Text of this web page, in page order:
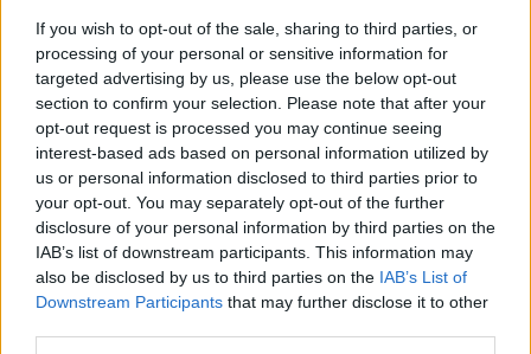
If you wish to opt-out of the sale, sharing to third parties, or
processing of your personal or sensitive information for
targeted advertising by us, please use the below opt-out
section to confirm your selection. Please note that after your
opt-out request is processed you may continue seeing
interest-based ads based on personal information utilized by
us or personal information disclosed to third parties prior to
your opt-out. You may separately opt-out of the further
disclosure of your personal information by third parties on the
IAB’s list of downstream participants. This information may
also be disclosed by us to third parties on the IAB’s List of
Downstream Participants that may further disclose it to other
Na Bohorju je neznani storilecvlomil v prostore
lovskega doma. Ukradel je nekaj alkoholnih pijač.
V soboto so obravnavali vloma v dve stanovanjski
hiši.
V Škarnicah, na območju Policijske postaje Šentjur, je
storilec v hišovlomil skozi terasna vratain preiskal